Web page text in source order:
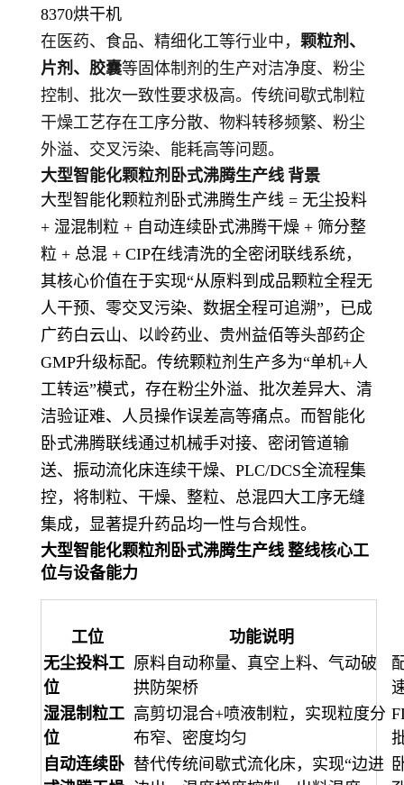
8370烘干机
在医药、食品、精细化工等行业中， 颗粒剂、
片剂、胶囊等固体制剂的生产对洁净度、粉尘
控制、批次一致性要求极高。传统间歇式制粒
干燥工艺存在工序分散、物料转移频繁、粉尘
外溢、交叉污染、能耗高等问题。
大型智能化颗粒剂卧式沸腾生产线 背景
大型智能化颗粒剂卧式沸腾生产线 = 无尘投料
+ 湿混制粒 + 自动连续卧式沸腾干燥 + 筛分整
粒 + 总混 + CIP在线清洗的全密闭联线系统，
其核心价值在于实现“从原料到成品颗粒全程无
人干预、零交叉污染、数据全程可追溯”，已成
广药白云山、以岭药业、贵州益佰等头部药企
GMP升级标配。传统颗粒剂生产多为“单机+人
工转运”模式，存在粉尘外溢、批次差异大、清
洁验证难、人员操作误差高等痛点。而智能化
卧式沸腾联线通过机械手对接、密闭管道输
送、振动流化床连续干燥、PLC/DCS全流程集
控，将制粒、干燥、整粒、总混四大工序无缝
集成，显著提升药品均一性与合规性。
大型智能化颗粒剂卧式沸腾生产线 整线核心工
位与设备能力
工位
功能说明
无尘投料工
位
原料自动称量、真空上料、气动破
拱防架桥
湿混制粒工
位
高剪切混合+喷液制粒，实现粒度分
布窄、密度均匀
自动连续卧 替代传统间歇式流化床，实现“边进